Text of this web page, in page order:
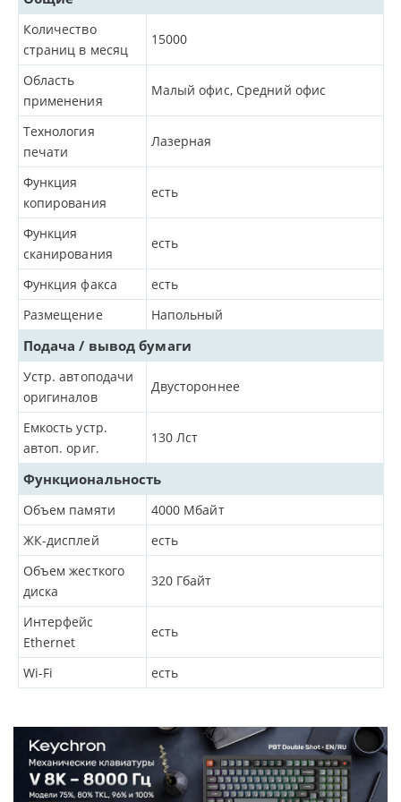
Количество
страниц в месяц
15000
Область
применения
Малый офис, Средний офис
Технология
печати
Лазерная
Функция
копирования
есть
Функция
сканирования
есть
Функция факса
есть
Размещение
Напольный
Подача / вывод бумаги
Устр. автоподачи
оригиналов
Двустороннее
Емкость устр.
автоп. ориг.
130 Лст
Функциональность
Объем памяти 4000 Мбайт
ЖК-дисплей
есть
Объем жесткого
диска
320 Гбайт
Интерфейс
Ethernet
есть
Wi-Fi есть